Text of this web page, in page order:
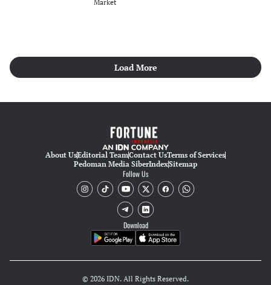
Market
Load More
About UsEditorial TeamContact UsTerms of Services
Pedoman Media SiberIndexSitemap
Follow Us
Download
© 2026 IDN. All Rights Reserved.